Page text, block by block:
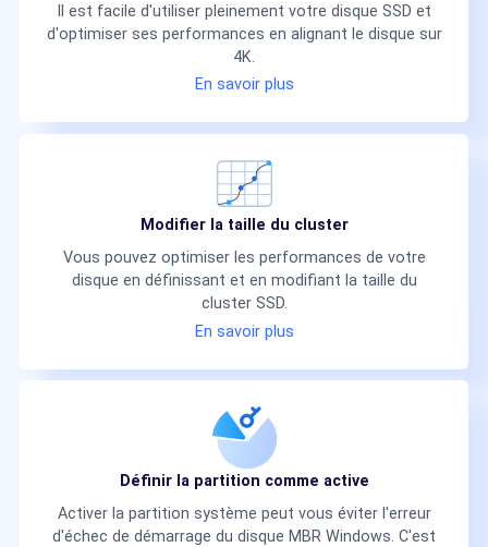
Il est facile d'utiliser pleinement votre disque SSD et
d'optimiser ses performances en alignant le disque sur
4K.
En savoir plus
Modifier la taille du cluster
Vous pouvez optimiser les performances de votre
disque en définissant et en modifiant la taille du
cluster SSD.
En savoir plus
Définir la partition comme active
Activer la partition système peut vous éviter l'erreur
d'échec de démarrage du disque MBR Windows. C'est